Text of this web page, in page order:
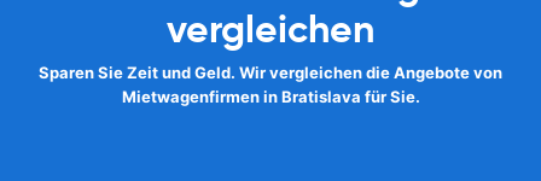
vergleichen
Sparen Sie Zeit und Geld. Wir vergleichen die Angebote von
Mietwagenfirmen in Bratislava für Sie.